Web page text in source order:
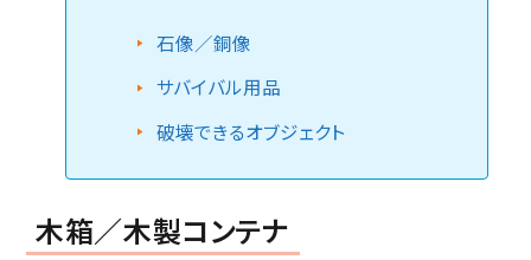
石像／銅像
サバイバル用品
破壊できるオブジェクト
木箱／木製コンテナ